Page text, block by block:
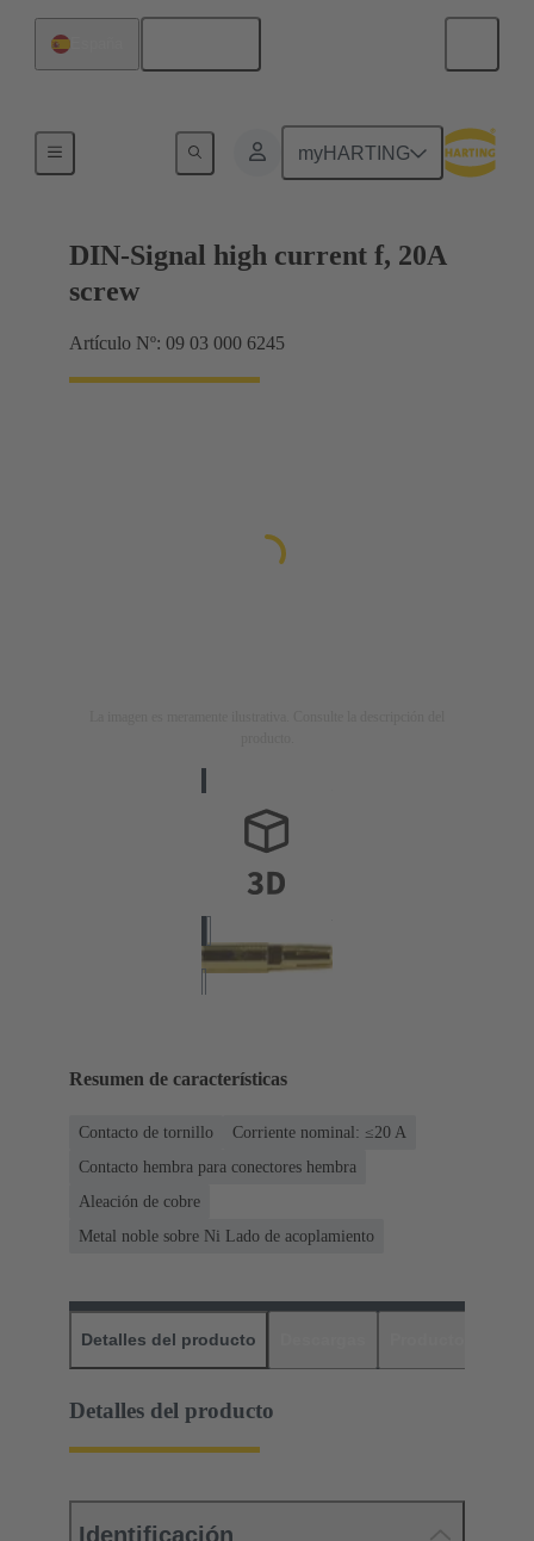
myHARTING
Terminación de placa madre a tarjeta hija
DIN-Signal high current f, 20A
screw
Artículo Nº: 09 03 000 6245
Resumen de características
Contacto de tornillo
Corriente nominal: ≤20 A
Contacto hembra para conectores hembra
Aleación de cobre
Metal noble sobre Ni Lado de acoplamiento
Detalles del producto
Detalles del producto
Identificación